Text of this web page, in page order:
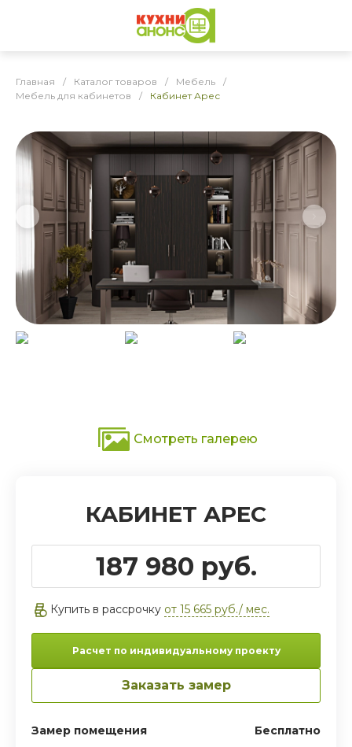
Главная / Каталог товаров / Мебель
/
Мебель для кабинетов
/ Кабинет Арес
Смотреть галерею
КАБИНЕТ АРЕС
187 980 руб.
Купить в рассрочку от 15 665 руб./ мес.
Расчет по индивидуальному проекту
Заказать замер
Замер помещения Бесплатно